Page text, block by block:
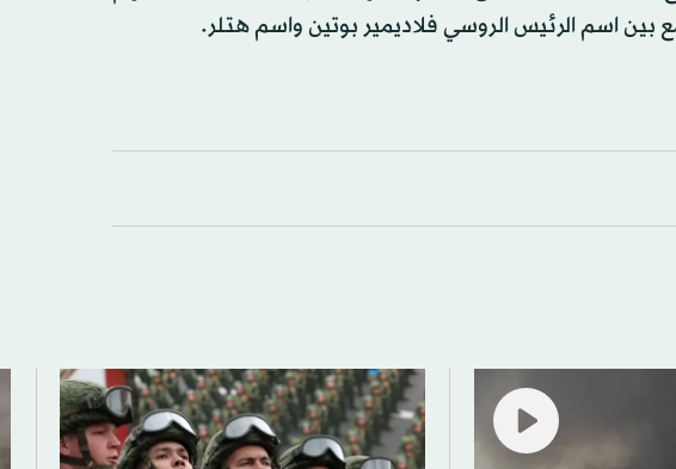
اسم الرئيس الروسي فلاديمير بوتين واسم هتلر.